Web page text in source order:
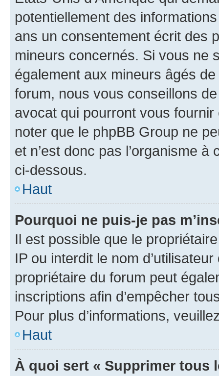
potentiellement des
ans un consentement écrit des
mineurs concernés. Si vous ne
également aux mineurs âgés
forum, nous vous conseillons
avocat qui pourront vous
noter que le phpBB Group ne
et n’est donc pas l’organisme
ci-dessous.
Haut
Pourquoi ne puis-je pas
Il est possible que le
IP ou interdit le nom
propriétaire du forum peut
inscriptions afin d’empêcher
Pour plus d’informations,
Haut
À quoi sert « Supprimer tous